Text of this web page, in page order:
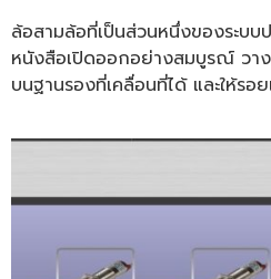
ล้อสามล้อที่เป็นส่วนหนึ่งของระบ
หนังสือเปิดออกอย่างสมบูรณ์ วา
บนฐานรองที่เคลื่อนที่ได้ และให้รอ